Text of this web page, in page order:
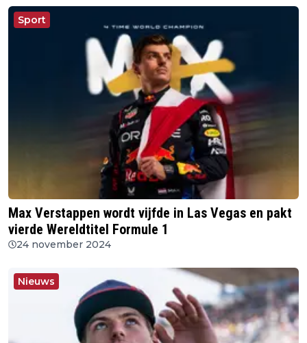
Sport
Max Verstappen wordt vijfde in Las Vegas en pakt
vierde Wereldtitel Formule 1
24 november 2024
Nieuws